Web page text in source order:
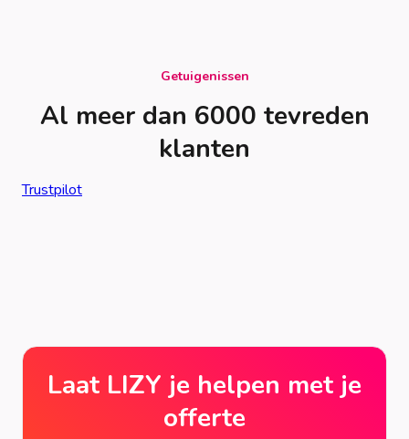
Getuigenissen
Al meer dan 6000 tevreden
klanten
Trustpilot
Laat LIZY je helpen met je
offerte